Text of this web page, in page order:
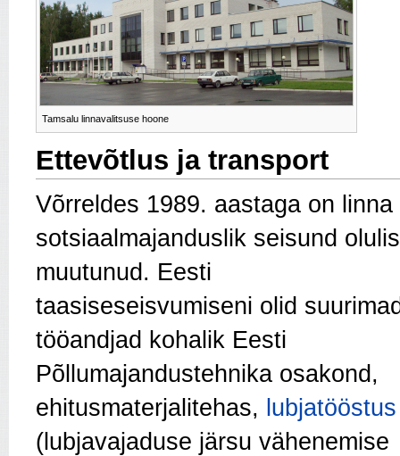
Tamsalu linnavalitsuse hoone
Ettevõtlus ja transport
Võrreldes 1989. aastaga on linna
sotsiaalmajanduslik seisund
muutunud. Eesti
taasiseseisvumiseni olid
tööandjad kohalik Eesti
Põllumajandustehnika osakond,
ehitusmaterjalitehas, lubjatööstus
(lubjavajaduse järsu vähenemise